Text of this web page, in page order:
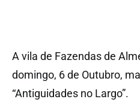
A vila de Fazendas de
domingo, 6 de Outubro,
“Antiguidades no Largo”.